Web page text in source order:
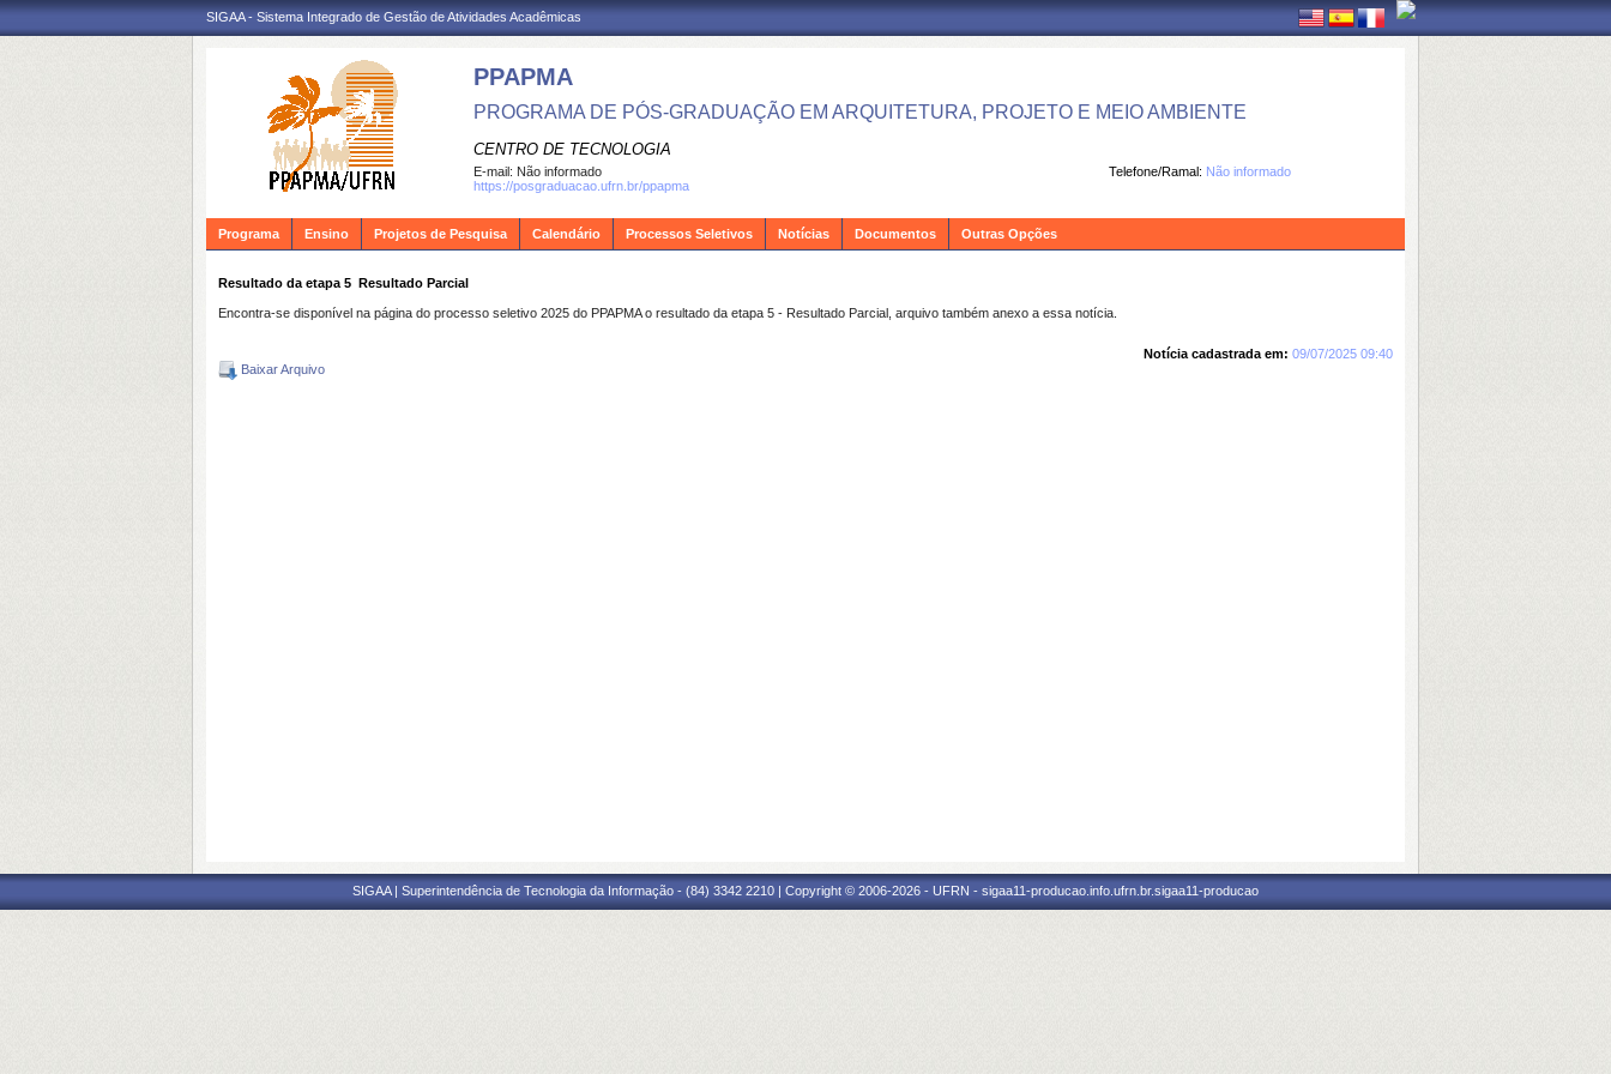
SIGAA - Sistema Integrado de Gestão de Atividades Acadêmicas
PPAPMA
PROGRAMA DE PÓS-GRADUAÇÃO EM ARQUITETURA, PROJETO E MEIO AMBIENTE
CENTRO DE TECNOLOGIA
Telefone/Ramal: Não informado
E-mail: Não informado
https://posgraduacao.ufrn.br/ppapma
Programa Ensino Projetos de Pesquisa Calendário Processos Seletivos Notícias Documentos Outras Opções
Resultado da etapa 5  Resultado Parcial
Encontra-se disponível na página do processo seletivo 2025 do PPAPMA o resultado da etapa 5 - Resultado Parcial, arquivo também anexo a essa notícia.
Notícia cadastrada em: 09/07/2025 09:40
Baixar Arquivo
SIGAA | Superintendência de Tecnologia da Informação - (84) 3342 2210 | Copyright © 2006-2026 - UFRN - sigaa11-producao.info.ufrn.br.sigaa11-producao